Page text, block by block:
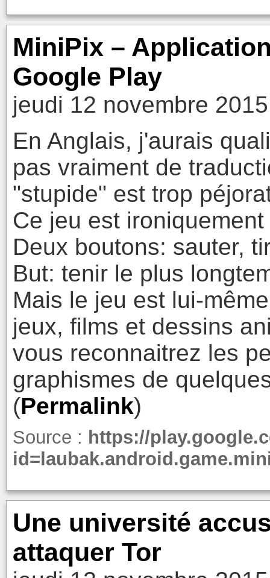
MiniPix –
Google Play
jeudi 12 novembre
En Anglais, j'aurais
pas vraiment de
"stupide" est trop
Ce jeu est
Deux boutons: sauter,
But: tenir le plus
Mais le jeu est lui-
jeux, films et dessins
vous reconnaitrez les
graphismes de
(Permalink)
Source : https://
Une université
attaquer Tor